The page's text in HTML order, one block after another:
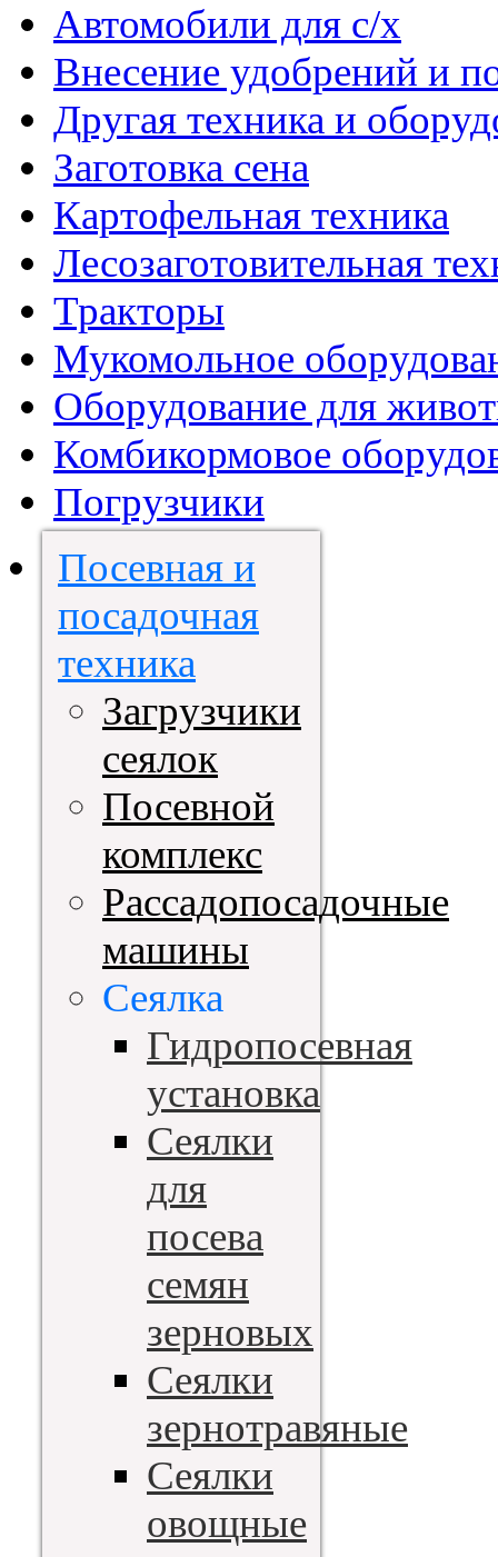
Автомобили для с/х
Внесение удобрений и
Другая техника и
Заготовка сена
Картофельная техника
Лесозаготовительная
Тракторы
Мукомольное
Оборудование для
Комбикормовое
Погрузчики
Посевная и
посадочная
техника
Загрузчики
сеялок
Посевной
комплекс
Рассадопосадочные
машины
Сеялка
Гидропосевная
установка
Сеялки
для
посева
семян
зерновых
Сеялки
зернотравяные
Сеялки
овощные